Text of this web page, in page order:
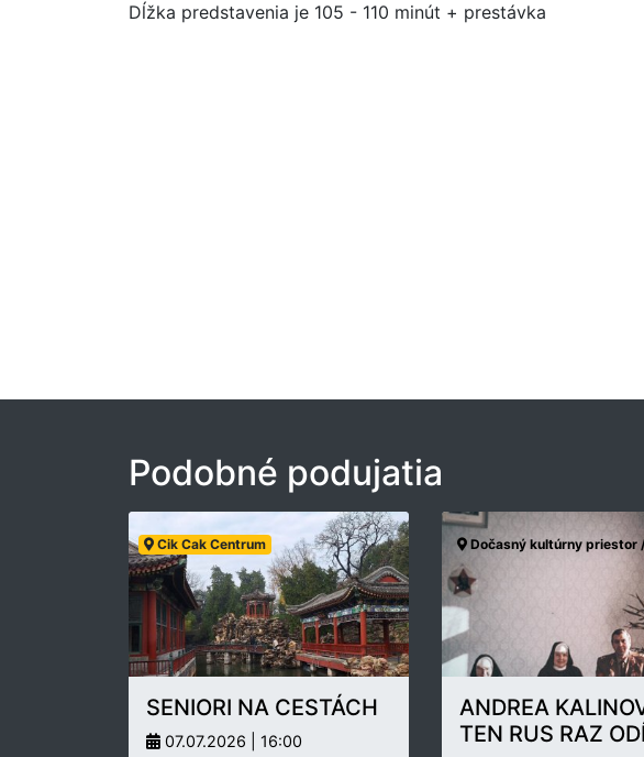
Dĺžka predstavenia je 105 - 110 minút + prestávka
Podobné podujatia
Cik Cak Centrum
SENIORI NA CESTÁCH
07.07.2026 | 16:00
Dočasný kultúrny priestor
ANDREA
TEN RUS RAZ